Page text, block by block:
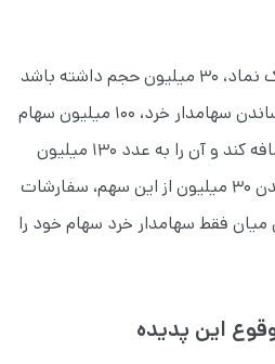
فرض کنید که صف فروش یک نماد، ۳۰ میلیون حجم داشته باشد
و سهامدار عمده با هدف ترساندن سهامدار خرد، ۱۰۰ میلیون سهام
دیگر به حجم صف فروش اضافه کند و آن را به عدد ۱۳۰ میلیون
می‌رساند و پس از معامله شدن ۳۰ میلیون از این سهم، سفارشات
فقط سهامدار خرد سهام خود را
این پدیده